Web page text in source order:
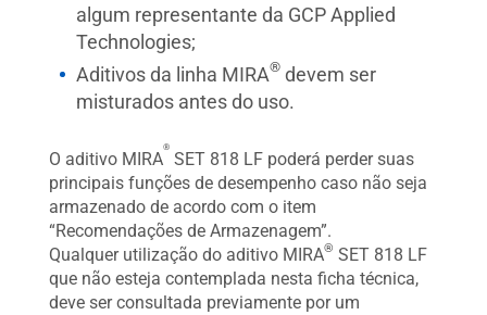
algum representante da GCP Applied
Technologies;
Aditivos da linha MIRA® devem ser
misturados antes do uso.
O aditivo MIRA
®
SET 818 LF poderá perder suas
principais funções de desempenho caso não seja
armazenado de acordo com o item
“Recomendações de Armazenagem”.
Qualquer utilização do aditivo MIRA® SET 818 LF
que não esteja contemplada nesta ficha técnica,
deve ser consultada previamente por um